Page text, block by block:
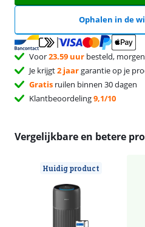
Ophalen in de
Voor23.59 uur besteld, morgen
Je krijgt2 jaargarantie op je
Gratis ruilen binnen 30 dagen
Klantbeoordeling9,1/10
Vergelijkbare en betere
Huidig product